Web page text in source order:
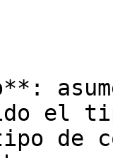
el
de